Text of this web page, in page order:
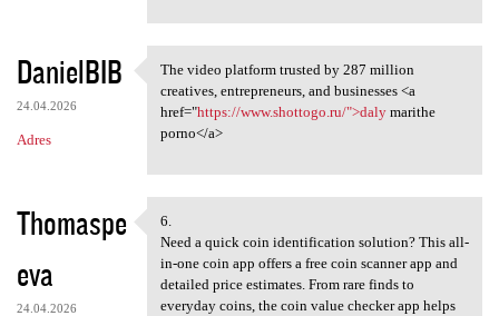
DanielBIB
24.04.2026
Adres
The video platform trusted by
The video platform trusted by 287 million
creatives, entrepreneurs, and businesses <a
href="https://www.shottogo.ru/">dalymarithe
porno</a>
Thomaspe
eva
24.04.2026
6.
6.
Need a quick coin identification solution? This all-
in-one coin app offers a free coin scanner app and
detailed price estimates. From rare finds to
everyday coins, the coin value checker app helps